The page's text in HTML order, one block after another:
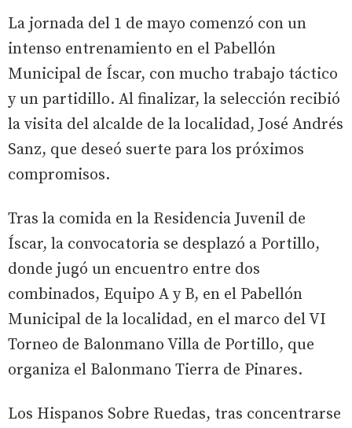
La jornada del 1 de mayo comenzó con un
intenso entrenamiento en el Pabellón
Municipal de Íscar, con mucho trabajo táctico
y un partidillo. Al finalizar, la selección recibió
la visita del alcalde de la localidad, José Andrés
Sanz, que deseó suerte para los próximos
compromisos.
Tras la comida en la Residencia Juvenil de
Íscar, la convocatoria se desplazó a Portillo,
donde jugó un encuentro entre dos
combinados, Equipo A y B, en el Pabellón
Municipal de la localidad, en el marco del VI
Torneo de Balonmano Villa de Portillo, que
organiza el Balonmano Tierra de Pinares.
Los Hispanos Sobre Ruedas, tras concentrarse